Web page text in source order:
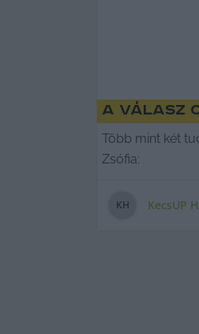
A Válasz
Több mint két
Zsófia:
KH KecsUP